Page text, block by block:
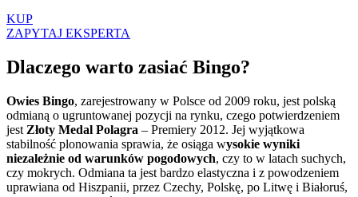
KUP
ZAPYTAJ EKSPERTA
Dlaczego warto zasiać Bingo?
Owies Bingo, zarejestrowany w Polsce od 2009 roku, jest polską
odmianą o ugruntowanej pozycji na rynku, czego potwierdzeniem
jest Złoty Medal Polagra – Premiery 2012. Jej wyjątkowa
stabilność plonowania sprawia, że osiąga wysokie wyniki
niezależnie od warunków pogodowych, czy to w latach suchych,
czy mokrych. Odmiana ta jest bardzo elastyczna i z powodzeniem
uprawiana od Hiszpanii, przez Czechy, Polskę, po Litwę i Białoruś,